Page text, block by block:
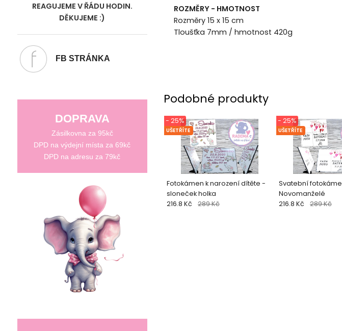
REAGUJEME V ŘÁDU HODIN.
DĚKUJEME :)
FB STRÁNKA
DOPRAVA
Zásilkovna za 95kč
DPD na výdejní místa za 69kč
DPD na adresu za 79kč
ROZMĚRY - HMOTNOST
Rozměry 15 x 15 cm
Tloušťka 7mm / hmotnost 420g
Podobné produkty
Fotokámen k narození dítěte -
sloneček holka
UŠETŘÍTE
- 25%
216.8 Kč 289 Kč
Svatební
Novomanželé
UŠETŘÍTE
- 25%
216.8 Kč 289 Kč